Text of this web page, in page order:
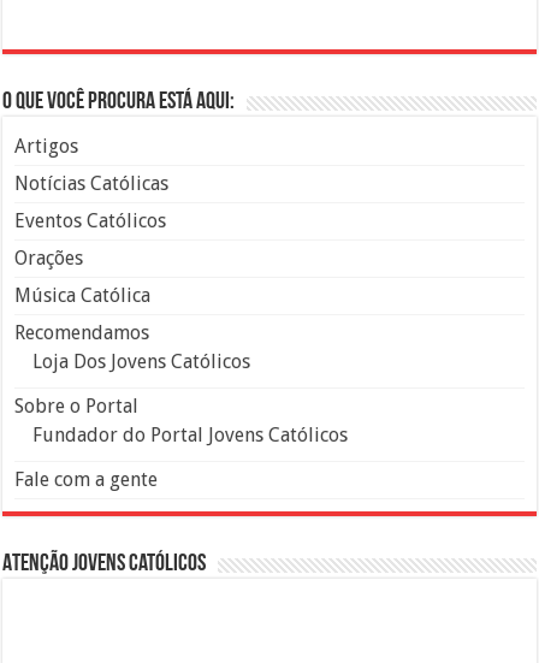
O que você procura está aqui:
Artigos
Notícias Católicas
Eventos Católicos
Orações
Música Católica
Recomendamos
Loja Dos Jovens Católicos
Sobre o Portal
Fundador do Portal Jovens Católicos
Fale com a gente
Atenção Jovens Católicos